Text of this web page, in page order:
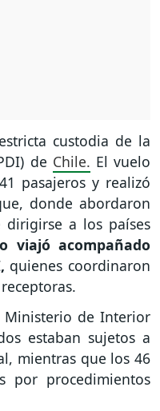
custodia de la
de Chile. El vuelo
pasajeros y realizó
donde abordaron
dirigirse a los países
viajó acompañado
quienes coordinaron
de Interior
estaban sujetos a
mientras que los 46
por procedimientos